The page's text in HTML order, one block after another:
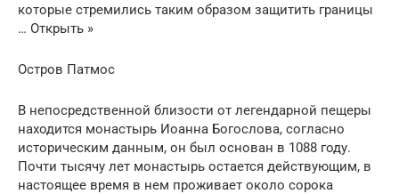
которые стремились таким образом защитить границы
… Открыть »
Остров Патмос
В непосредственной близости от легендарной пещеры
находится монастырь Иоанна Богослова, согласно
историческим данным, он был основан в 1088 году.
Почти тысячу лет монастырь остается действующим, в
настоящее время в нем проживает около сорока